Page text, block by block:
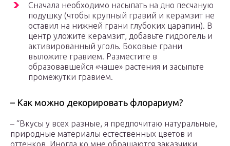
Сначала необходимо насыпать на дно песчаную
подушку (чтобы крупный гравий и керамзит не
оставил на нижней грани глубоких царапин). В
центр уложите керамзит, добавьте гидрогель и
активированный уголь. Боковые грани
выложите гравием. Разместите в
образовавшейся «чаше» растения и засыпьте
промежутки гравием.
– Как можно декорировать флорариум?
– “Вкусы у всех разные, я предпочитаю натуральные,
природные материалы естественных цветов и
оттенков. Иногда ко мне обращаются заказчики,